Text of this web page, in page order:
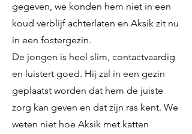
gegeven, we konden hem niet in een
koud verblijf achterlaten en Aksik zit nu
in een fostergezin.
De jongen is heel slim, contactvaardig
en luistert goed. Hij zal in een gezin
geplaatst worden dat hem de juiste
zorg kan geven en dat zijn ras kent. We
weten niet hoe Aksik met katten